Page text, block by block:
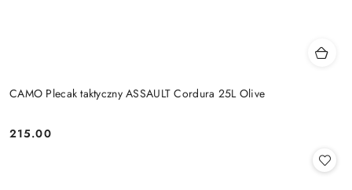
CAMO Plecak taktyczny ASSAULT Cordura 25L Olive
Cena:
215.00